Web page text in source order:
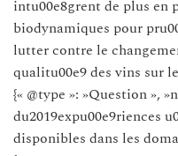
intu00e8grent de plus en
biodynamiques pour
lutter contre le
qualitu00e9 des vins sur
{« @type »: »Question »,
du2019expu00e9riences
disponibles dans les